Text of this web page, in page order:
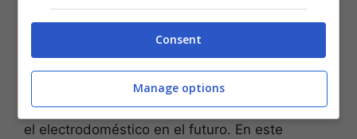
calzado será verdaderamente profunda.
lavadoraes también fundamental. Hay que
elegir el programa correcto acorde a lo que
quieres lavar; además evitarás problemas con
el electrodoméstico en el futuro. En este
Consent
Manage options